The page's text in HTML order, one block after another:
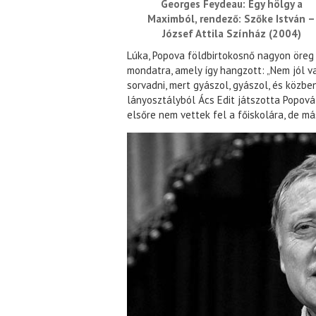
Georges Feydeau: Egy hölgy a
Maximból, rendező: Szőke István –
József Attila Színház (2004)
Lúka, Popova földbirtokosnő nagyon
mondatra, amely így hangzott: „Nem jól
sorvadni, mert gyászol, gyászol, és
lányosztályból Ács Edit játszotta
elsőre nem vettek fel a főiskolára, de